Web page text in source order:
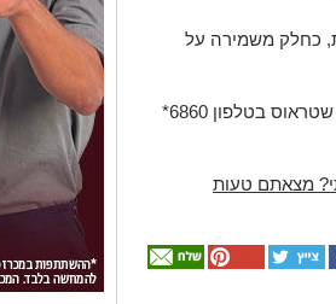
כחלק משמירה על
לכל שאלה או בירור נוסף ניתן לפנות לשירות הצרכנים של שטראוס בטלפון 6860*
מצאתם טעות